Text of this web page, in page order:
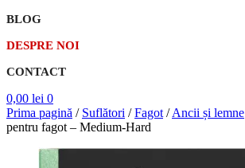
BLOG
DESPRE NOI
CONTACT
0,00 lei 0
Prima pagină / Suflători /Fagot /Ancii și lemne
pentru fagot – Medium-Hard